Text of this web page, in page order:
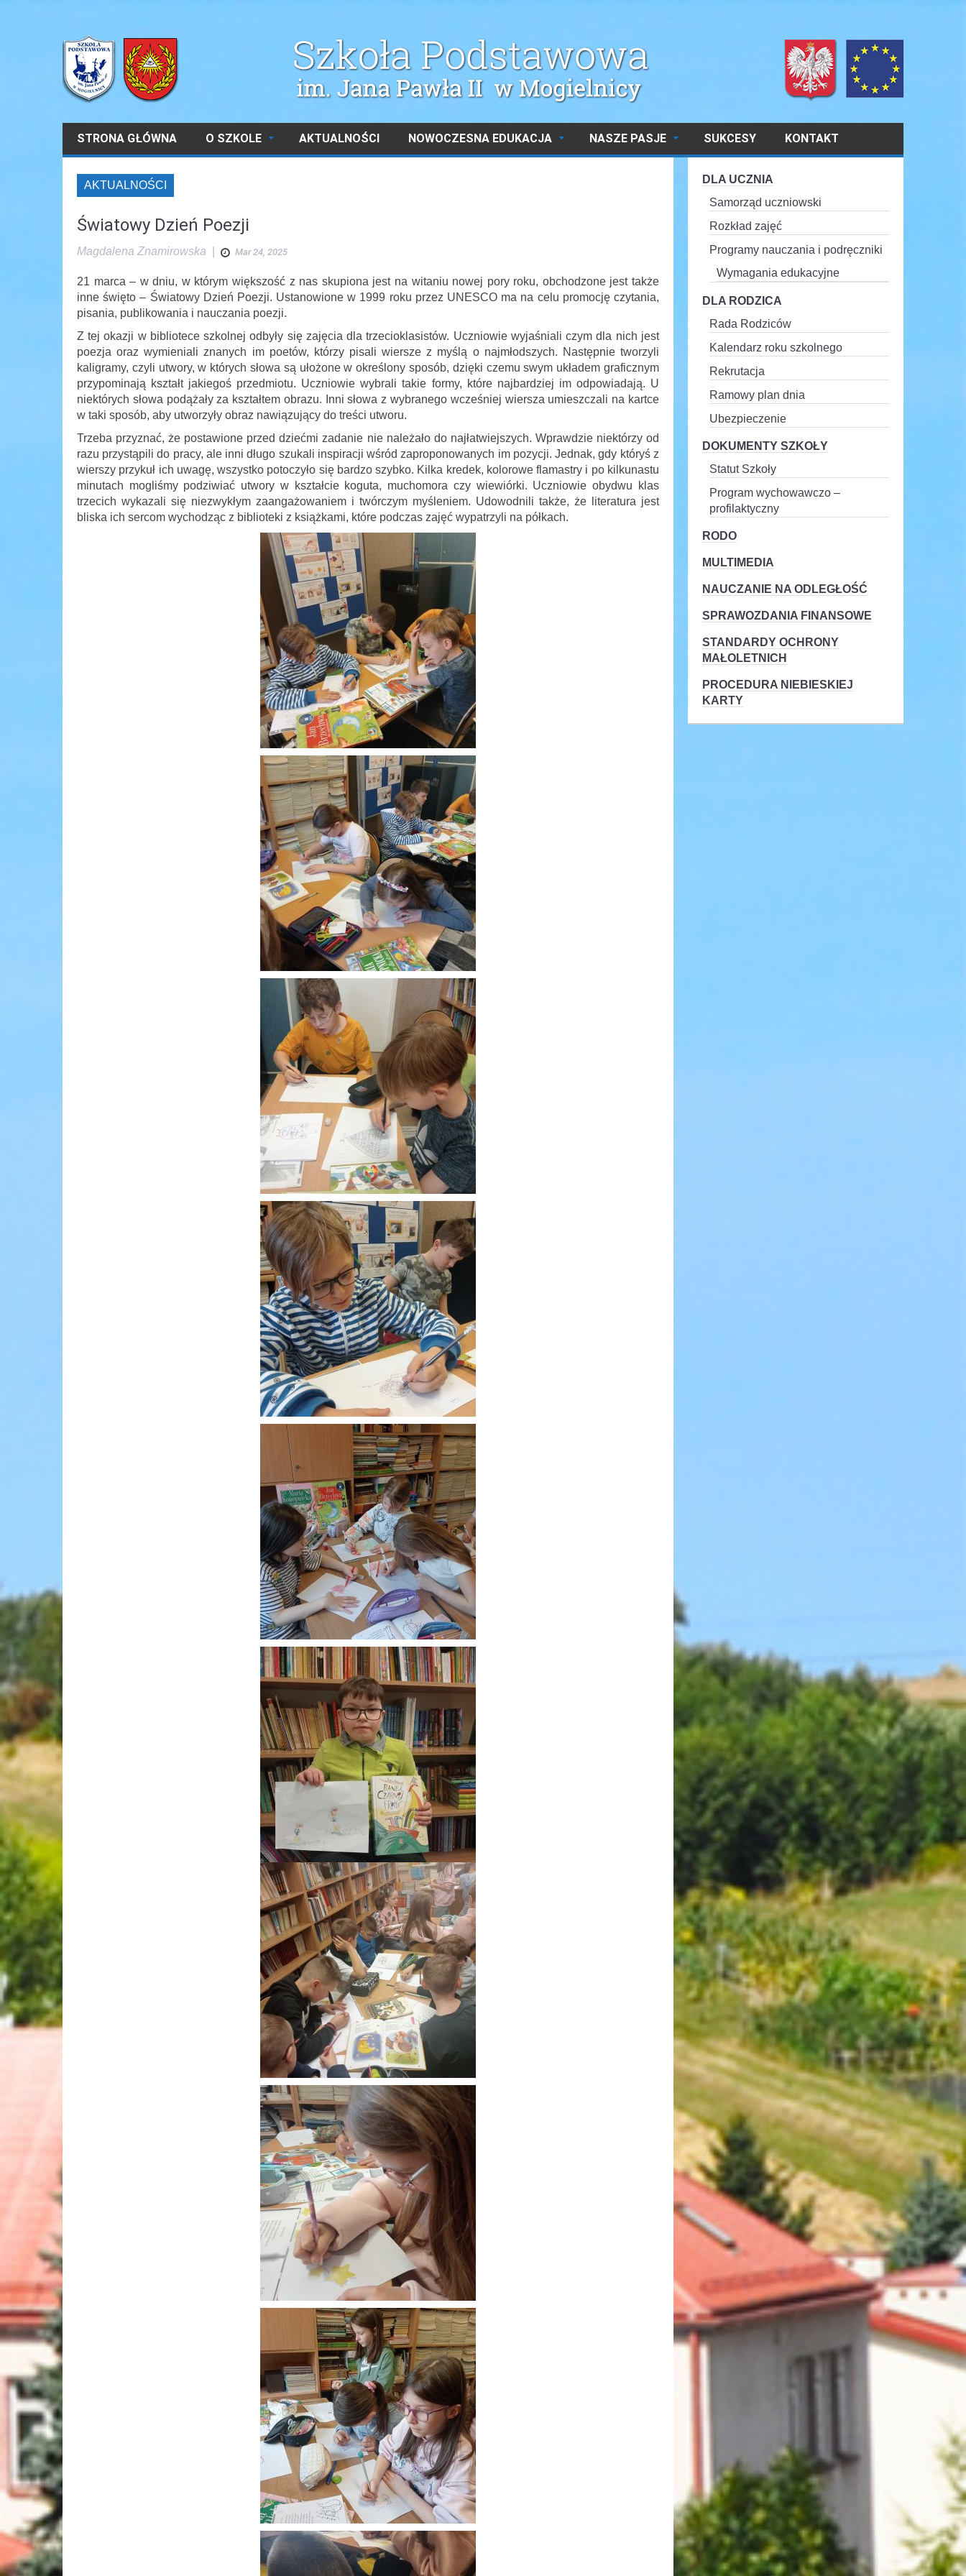
STRONA GŁÓWNA O SZKOLE AKTUALNOŚCI NOWOCZESNA EDUKACJA NASZE PASJE SUKCESY KONTAKT
AKTUALNOŚCI
Światowy Dzień Poezji
Magdalena Znamirowska Mar 24, 2025
21 marca – w dniu, w którym większość z nas skupiona jest na witaniu nowej pory roku, obchodzone jest także
inne święto – Światowy Dzień Poezji. Ustanowione w 1999 roku przez UNESCO ma na celu promocję czytania,
pisania, publikowania i nauczania poezji.
Z tej okazji w bibliotece szkolnej odbyły się zajęcia dla trzecioklasistów. Uczniowie wyjaśniali czym dla nich jest
poezja oraz wymieniali znanych im poetów, którzy pisali wiersze z myślą o najmłodszych. Następnie tworzyli
kaligramy, czyli utwory, w których słowa są ułożone w określony sposób, dzięki czemu swym układem graficznym
przypominają kształt jakiegoś przedmiotu. Uczniowie wybrali takie formy, które najbardziej im odpowiadają. U
niektórych słowa podążały za kształtem obrazu. Inni słowa z wybranego wcześniej wiersza umieszczali na kartce
w taki sposób, aby utworzyły obraz nawiązujący do treści utworu.
Trzeba przyznać, że postawione przed dziećmi zadanie nie należało do najłatwiejszych. Wprawdzie niektórzy od
razu przystąpili do pracy, ale inni długo szukali inspiracji wśród zaproponowanych im pozycji. Jednak, gdy któryś z
wierszy przykuł ich uwagę, wszystko potoczyło się bardzo szybko. Kilka kredek, kolorowe flamastry i po kilkunastu
minutach mogliśmy podziwiać utwory w kształcie koguta, muchomora czy wiewiórki. Uczniowie obydwu klas
trzecich wykazali się niezwykłym zaangażowaniem i twórczym myśleniem. Udowodnili także, że literatura jest
bliska ich sercom wychodząc z biblioteki z książkami, które podczas zajęć wypatrzyli na półkach.
DLA UCZNIA
Samorząd uczniowski
Rozkład zajęć
Programy nauczania i podręczniki
Wymagania edukacyjne
DLA RODZICA
Rada Rodziców
Kalendarz roku szkolnego
Rekrutacja
Ramowy plan dnia
Ubezpieczenie
DOKUMENTY SZKOŁY
Statut Szkoły
Program wychowawczo –
profilaktyczny
RODO
MULTIMEDIA
NAUCZANIE NA ODLEGŁOŚĆ
SPRAWOZDANIA FINANSOWE
STANDARDY OCHRONY
MAŁOLETNICH
PROCEDURA NIEBIESKIEJ
KARTY